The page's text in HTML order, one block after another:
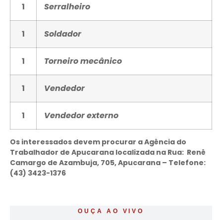
1 Serralheiro
1 Soldador
1 Torneiro mecânico
1 Vendedor
1 Vendedor externo
Os interessados devem procurar a Agência do
Trabalhador de Apucarana localizada na Rua: Renê
Camargo de Azambuja, 705, Apucarana – Telefone:
(43) 3423-1376
OUÇA AO VIVO